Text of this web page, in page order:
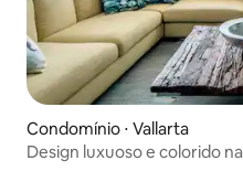
Condomínio ⋅ Vallarta
Design luxuoso e colorido